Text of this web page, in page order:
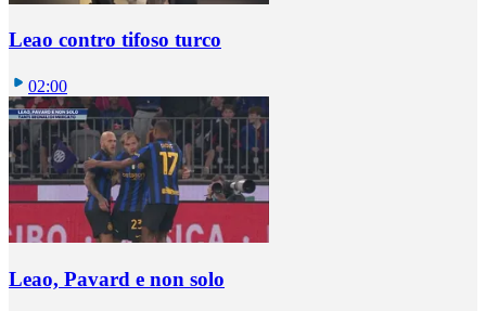
Leao contro tifoso turco
02:00
Leao, Pavard e non solo